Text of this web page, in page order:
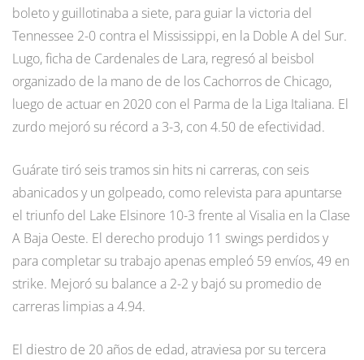
boleto y guillotinaba a siete, para guiar la victoria del
Tennessee 2-0 contra el Mississippi, en la Doble A del Sur.
Lugo, ficha de Cardenales de Lara, regresó al beisbol
organizado de la mano de de los Cachorros de Chicago,
luego de actuar en 2020 con el Parma de la Liga Italiana. El
zurdo mejoró su récord a 3-3, con 4.50 de efectividad.
Guárate tiró seis tramos sin hits ni carreras, con seis
abanicados y un golpeado, como relevista para apuntarse
el triunfo del Lake Elsinore 10-3 frente al Visalia en la Clase
A Baja Oeste. El derecho produjo 11 swings perdidos y
para completar su trabajo apenas empleó 59 envíos, 49 en
strike. Mejoró su balance a 2-2 y bajó su promedio de
carreras limpias a 4.94.
El diestro de 20 años de edad, atraviesa por su tercera